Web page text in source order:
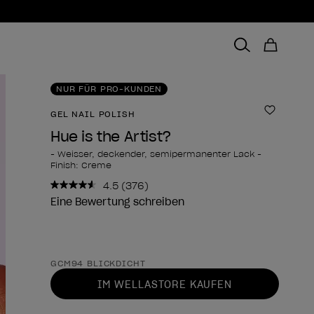
NUR FÜR PRO-KUNDEN
GEL NAIL POLISH Zur
Hue is the Artist?
- Weisser, deckender, semipermanenter Lack -
Finish: Creme
4.5 376
Bewertungen
lesen..
Seite.
(376)
Eine Bewertung schreiben
Form des Produkts
GCM94 BLICKDICHT
IM WELLASTORE KAUFEN